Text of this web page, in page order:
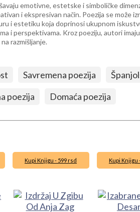
emotivne, estetske i simboličke
i ekspresivan način. Poezija se može
i estetiku koja doprinosi ukupnom
i perspektivama. Kroz poeziju, autori
razmišljanje.
Savremena poezija
poezija Domaća poezija
Kupi Knjigu - 599 rsd Kupi Knjigu